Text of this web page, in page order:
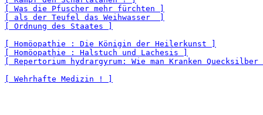
[ Was die Pfuscher mehr fürchten ]
[ als der Teufel das Weihwasser  ]
[ Ordnung des Staates ]
[ Homöopathie : Die Königin der Heilerkunst ]
[ Homöopathie : Halstuch und Lachesis ]
[ Repertorium hydrargyrum: Wie man Kranken
[ Wehrhafte Medizin ! ]